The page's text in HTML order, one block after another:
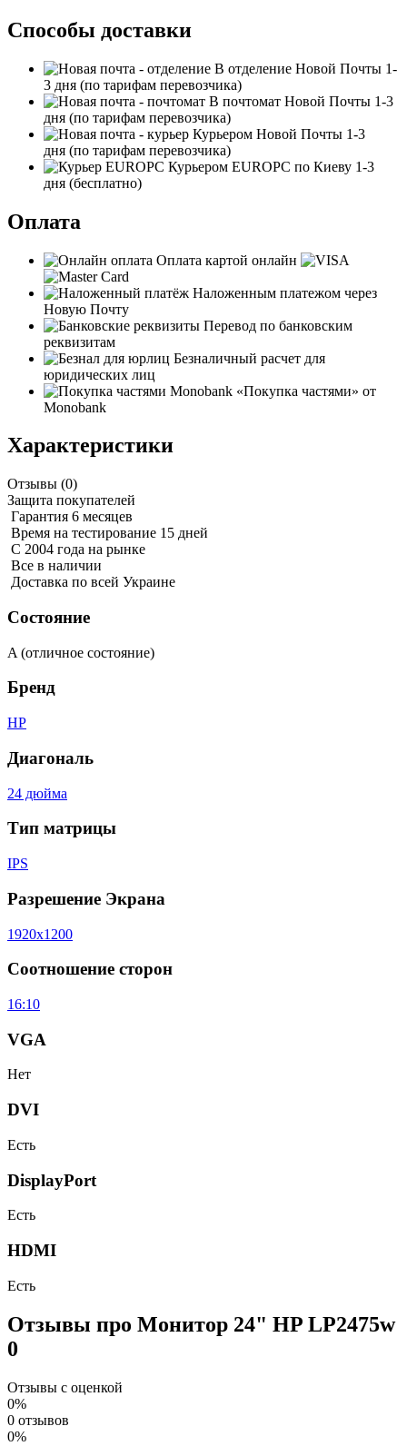
Способы доставки
В отделение Новой Почты 1-
3 дня (по тарифам перевозчика)
В почтомат Новой Почты 1-3
дня (по тарифам перевозчика)
Курьером Новой Почты 1-3
дня (по тарифам перевозчика)
Курьером EUROPC по Киеву 1-3
дня (бесплатно)
Оплата
Оплата картой онлайн
Наложенным платежом через
Новую Почту
Перевод по банковским
реквизитам
Безналичный расчет для
юридических лиц
«Покупка частями» от
Monobank
Характеристики
Отзывы (0)
Защита покупателей
Гарантия 6 месяцев
Время на тестирование 15 дней
С 2004 года на рынке
Все в наличии
Доставка по всей Украине
Состояние
A (отличное состояние)
Бренд
HP
Диагональ
24 дюйма
Тип матрицы
IPS
Разрешение Экрана
1920x1200
Соотношение сторон
16:10
VGA
Нет
DVI
Есть
DisplayPort
Есть
HDMI
Есть
Отзывы про Монитор 24" HP LP2475w
0
Отзывы с оценкой
0%
0 отзывов
0%